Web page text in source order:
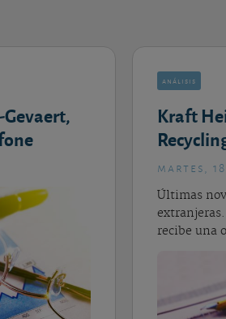
análisis
Kraft
martes,
Últimas
recibe una